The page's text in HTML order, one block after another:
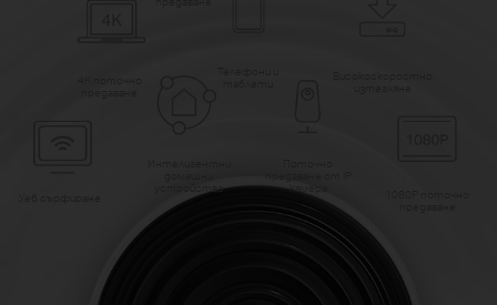
устройства камера